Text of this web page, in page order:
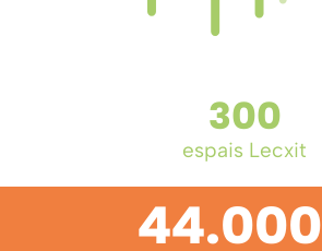
300
espais Lecxit
44.000